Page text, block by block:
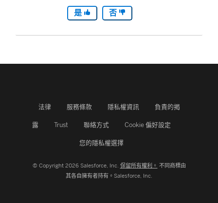
是 否
法律 服務條款 隱私權資訊 負責的揭
露 Trust 聯絡方式 Cookie 偏好設定
您的隱私權選擇
© Copyright 2026 Salesforce, Inc. 保留所有權利。 不同商標由
其各自擁有者持有。Salesforce, Inc.